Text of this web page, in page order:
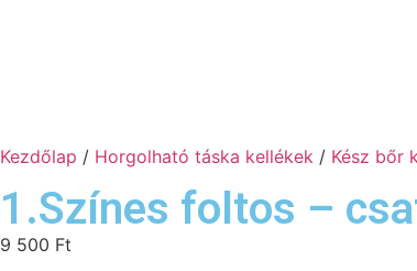
Kezdőlap / Horgolható táska kellékek / Kész bőr
1.Színes foltos –
9 500 Ft